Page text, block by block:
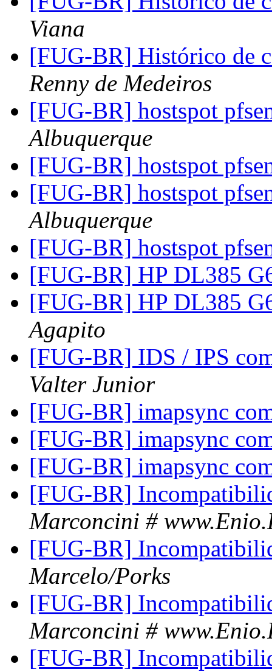
Viana
[FUG-BR] Histórico de
Renny de Medeiros
[FUG-BR] hostspot
Albuquerque
[FUG-BR] hostspot
[FUG-BR] hostspot
Albuquerque
[FUG-BR] hostspot
[FUG-BR] HP DL385
[FUG-BR] HP DL385
Agapito
[FUG-BR] IDS / IPS
Valter Junior
[FUG-BR] imapsync
[FUG-BR] imapsync
[FUG-BR] imapsync
[FUG-BR]
Marconcini #
[FUG-BR]
Marcelo/Porks
[FUG-BR]
Marconcini #
[FUG-BR]